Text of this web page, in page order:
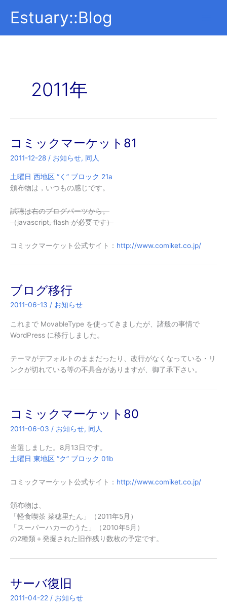
Estuary::Blog
2011年
コミックマーケット81
2011-12-28 / お知らせ, 同人
土曜日 西地区 “く” ブロック 21a
頒布物は，いつもの感じです。
試聴は右のブログパーツから。
（javascript, flash が必要です）
コミックマーケット公式サイト： http://www.comiket.co.jp/
ブログ移行
2011-06-13 / お知らせ
これまで MovableType を使ってきましたが、諸般の事情で
WordPress に移行しました。
テーマがデフォルトのままだったり、改行がなくなっている・リ
ンクが切れている等の不具合がありますが、御了承下さい。
コミックマーケット80
2011-06-03 / お知らせ, 同人
当選しました。8月13日です。
土曜日 東地区 “ク” ブロック 01b
コミックマーケット公式サイト： http://www.comiket.co.jp/
頒布物は、
「軽食喫茶 菜穂里たん」
（2011年5月）
「スーパーハカーのうた」（2010年5月）
の2種類＋発掘された旧作残り数枚の予定です。
サーバ復旧
2011-04-22 / お知らせ